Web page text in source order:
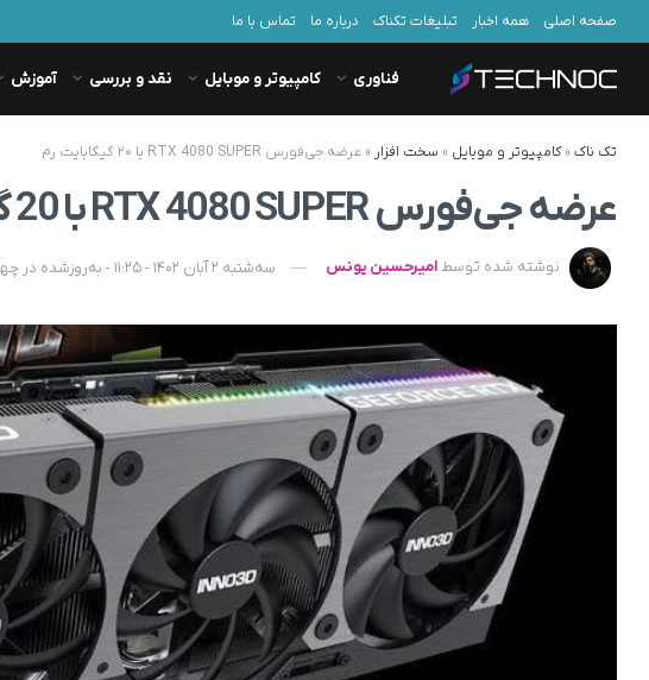
صفحه اصلی همه اخبار تبلیغات تکناک درباره ما تماس با ما
فناوری کامپیوتر و موبایل نقد و بررسی آموزش
تک ناک»کامپیوتر و موبایل » سخت افزار » عرضه جی‌فورس RTX 4080 SUPER با ۲۰ گیگابایت رم
عرضه جی‌فورس RTX 4080 SUPER با 20 گیگابایت رم
نوشته شده توسط امیرحسین یونس سه‌شنبه 2 آبان 1402 - 11:25 - به‌روزشده در چهارشنبه 3 آبان 1402 - 07:18